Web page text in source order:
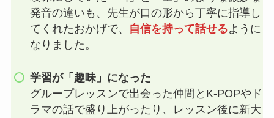
発音の違いも、先生が口の形から丁寧に指導し
てくれたおかげで、 自信を持って話せるように
なりました。
学習が「趣味」になった
グループレッスンで出会った仲間とK-POPやド
ラマの話で盛り上がったり、レッスン後に新大